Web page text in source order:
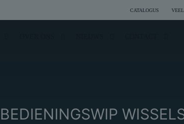
CATALOGUS
BEDIENINGSWIP